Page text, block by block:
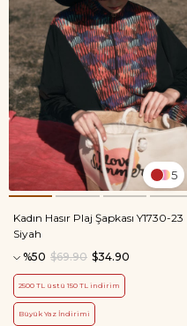
5
Kadın Hasır Plaj Şapkası Y1730-23
Siyah
%50
$34.90
$69.90
2500 TL üstü 150 TL indirim
Büyük Yaz İndirimi